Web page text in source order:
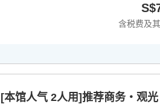
含税费及
[本馆人气 2人用]推荐商务・观